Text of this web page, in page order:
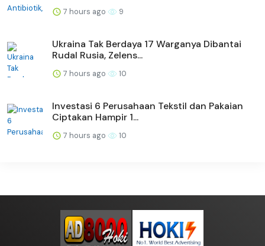
7 hours ago 9
Ukraina Tak Berdaya 17 Warganya Dibantai
Rudal Rusia, Zelens...
7 hours ago 10
Investasi 6 Perusahaan Tekstil dan Pakaian
Ciptakan Hampir 1...
7 hours ago 10